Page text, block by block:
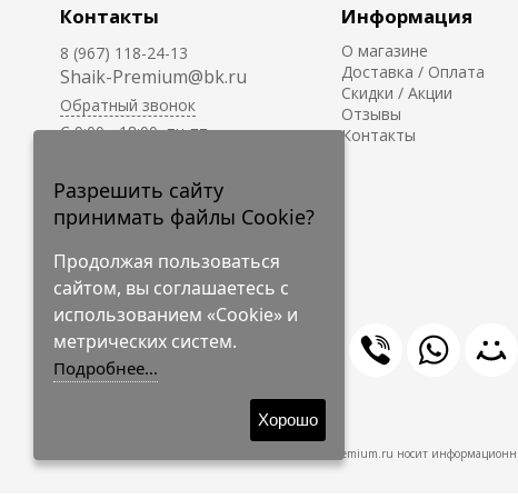
Контакты
8 (967) 118-24-13
Shaik-Premium@bk.ru
Обратный звонок
C 9:00 - 18:00, пн-пт
круглосуточно.
Информация
О магазине
Доставка / Оплата
Скидки / Акции
Отзывы
Контакты
© 2009-2026 Shaik-Premium
Shaik-Premium.ru носит
Разрешить сайту
принимать файлы Cookie?
Продолжая пользоваться
сайтом, вы соглашаетесь с
использованием «Cookie» и
метрических систем.
Подробнее...
Хорошо